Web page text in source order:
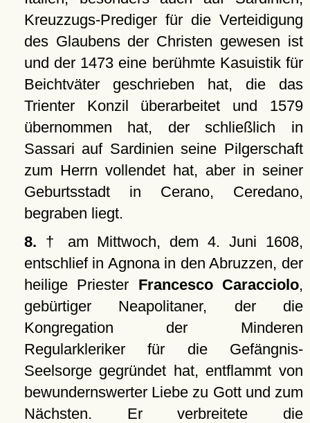
Kreuzzugs-Prediger für die Verteidigung
des Glaubens der Christen gewesen ist
und der 1473 eine berühmte Kasuistik für
Beichtväter geschrieben hat, die das
Trienter Konzil überarbeitet und 1579
übernommen hat, der schließlich in
Sassari auf Sardinien seine Pilgerschaft
zum Herrn vollendet hat, aber in seiner
Geburtsstadt in Cerano, Ceredano,
begraben liegt.
8. † am Mittwoch, dem 4. Juni 1608,
entschlief in Agnona in den Abruzzen, der
heilige Priester Francesco Caracciolo,
gebürtiger Neapolitaner, der die
Kongregation der Minderen
Regularkleriker für die Gefängnis-
Seelsorge gegründet hat, entflammt von
bewundernswerter Liebe zu Gott und zum
Nächsten. Er verbreitete die